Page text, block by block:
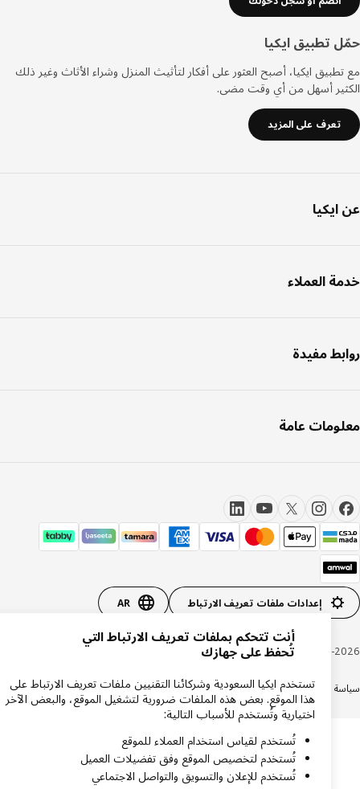
تطبيق ايكيا
ايكيا، أصبح العثور على أفكار لتأثيث المنزل وشراء الأثاث وغير ذلك
أسهل من أي وقت مضى.
تعرف على المزيد
العملاء
مفيدة
عامة
إعدادات ملفات تعريف الارتباط AR
Inter IKEA Systems B.V. 1999-
الخصوصيةسياسة الكوكيزالشروط والأحكامشهادة ضريبة القيمة المضافةالسجل التجاري
أنت تتحكم بملفات تعريف الارتباط التي
تُحفظ على جهازك
تستخدم ايكيا السعودية وشركائنا التقنيين ملفات تعريف الارتباط على
هذا الموقع. بعض هذه الملفات ضرورية لتشغيل الموقع، والبعض الآخر
اختيارية وتُستخدم للأسباب التالية:
تُستخدم لقياس استخدام العملاء للموقع
تُستخدم لتخصيص الموقع وفق تفضيلات العميل
تُستخدم للإعلان والتسويق والتواصل الاجتماعي